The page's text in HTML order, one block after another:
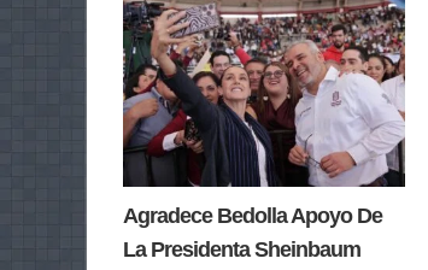
Agradece Bedolla Apoyo De
La Presidenta Sheinbaum